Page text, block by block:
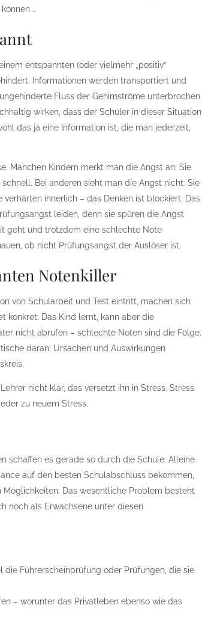
…
entspannten (oder vielmehr „positiv“
Informationen werden transportiert und
Fluss der Gehirnströme unterbrochen
wirken, dass der Schüler in dieser Situation
das ja eine Information ist, die man jederzeit,
Manchen Kindern merkt man die Angst an: Sie
Bei anderen sieht man die Angst nicht: Sie
innerlich – das Denken ist blockiert. Das
leiden, denn sie spüren die Angst
geht und trotzdem eine schlechte Note
ob nicht Prüfungsangst der Auslöser ist.
Notenkiller
von Schularbeit und Test eintritt, machen sich
konkret: Das Kind lernt, kann aber die
nicht abrufen – schlechte Noten sind die Folge.
daran: Ursachen und Auswirkungen
nicht klar, das versetzt ihn in Stress. Stress
zu neuem Stress.
schaffen es gerade so durch die Schule. Alleine
auf den besten Schulabschluss bekommen,
Das wesentliche Problem besteht
noch als Erwachsene unter diesen
die Führerscheinprüfung oder Prüfungen, die sie
– worunter das Privatleben ebenso wie das